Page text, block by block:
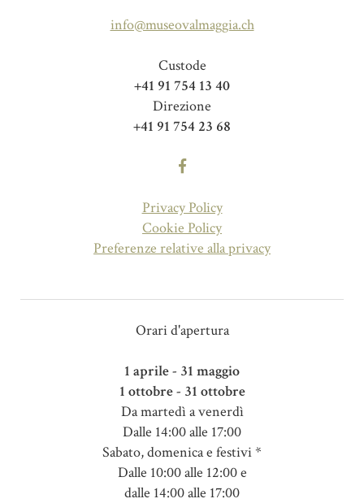
info@museovalmaggia.ch
Custode
+41 91 754 13 40
Direzione
+41 91 754 23 68
Privacy Policy
Cookie Policy
Preferenze relative alla privacy
Orari d'apertura
1 aprile - 31 maggio
1 ottobre - 31 ottobre
Da martedì a venerdì
Dalle 14:00 alle 17:00
Sabato, domenica e festivi *
Dalle 10:00 alle 12:00 e
dalle 14:00 alle 17:00